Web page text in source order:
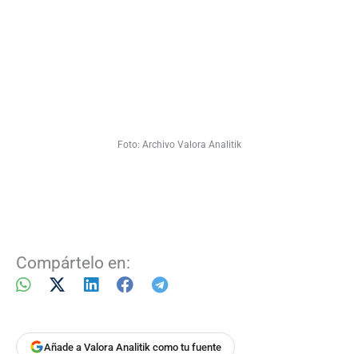
Foto: Archivo Valora Analitik
Compártelo en:
Añade a Valora Analitik como tu fuente